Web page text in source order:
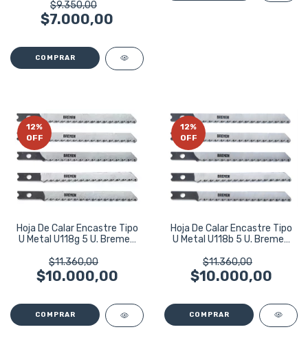
$9.350,00
$7.000,00
12%
OFF
Hoja De Calar Encastre Tipo
U Metal U118g 5 U. Bremen
$11.360,00
$10.000,00
12%
OFF
Hoja De Calar Encastre Tipo
U Metal U118b 5 U. Bremen
$11.360,00
$10.000,00